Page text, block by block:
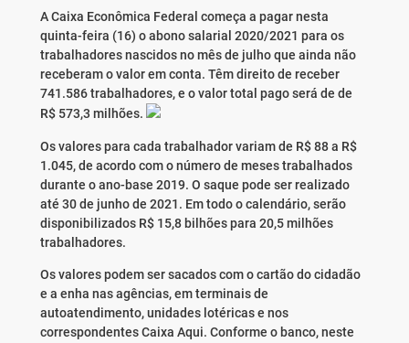
A Caixa Econômica Federal começa a pagar nesta
quinta-feira (16) o abono salarial 2020/2021 para os
trabalhadores nascidos no mês de julho que ainda não
receberam o valor em conta. Têm direito de receber
741.586 trabalhadores, e o valor total pago será de de
R$ 573,3 milhões.
Os valores para cada trabalhador variam de R$ 88 a R$
1.045, de acordo com o número de meses trabalhados
durante o ano-base 2019. O saque pode ser realizado
até 30 de junho de 2021. Em todo o calendário, serão
disponibilizados R$ 15,8 bilhões para 20,5 milhões
trabalhadores.
Os valores podem ser sacados com o cartão do cidadão
e a enha nas agências, em terminais de
autoatendimento, unidades lotéricas e nos
correspondentes Caixa Aqui. Conforme o banco, neste